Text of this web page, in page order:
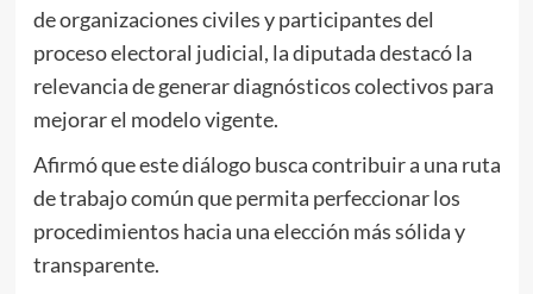
de organizaciones civiles y participantes del
proceso electoral judicial, la diputada destacó la
relevancia de generar diagnósticos colectivos para
mejorar el modelo vigente.
Afirmó que este diálogo busca contribuir a una ruta
de trabajo común que permita perfeccionar los
procedimientos hacia una elección más sólida y
transparente.